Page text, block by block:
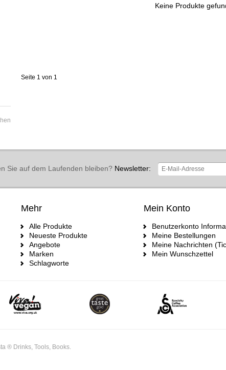
Keine Produkte
Seite 1 von 1
Sie auf dem Laufenden bleiben?Newsletter:
Mehr
Alle Produkte
Neueste Produkte
Angebote
Marken
Schlagworte
Mein Konto
Benutzerkonto
Meine Bestellungen
Meine Nachrichten
Mein Wunschzettel
® Drinks, Tools, Books.